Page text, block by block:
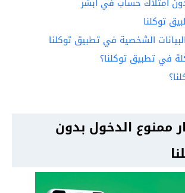
توكلنا
الشخصية في تطبيق توكلنا
في تطبيق توكلنا؟
ممنوع الدخول بدون